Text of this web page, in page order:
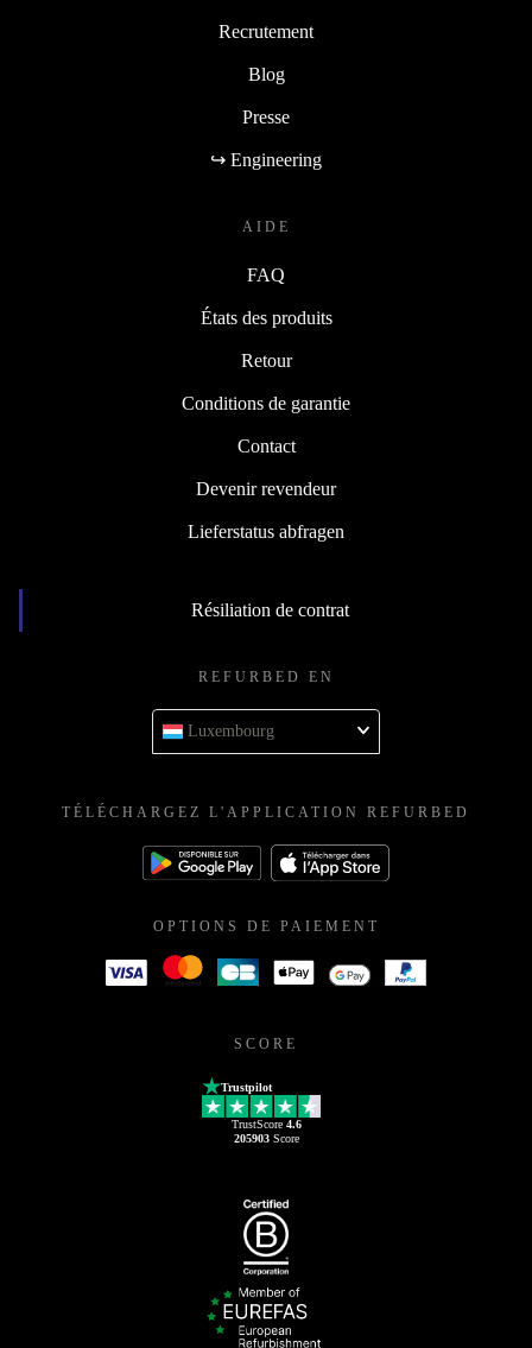
Recrutement
Blog
Presse
↪ Engineering
AIDE
FAQ
États des produits
Retour
Conditions de garantie
Contact
Devenir revendeur
Lieferstatus abfragen
Résiliation de contrat
REFURBED EN
Luxembourg
TÉLÉCHARGEZ L'APPLICATION REFURBED
OPTIONS DE PAIEMENT
SCORE
Trustpilot
TrustScore 4.6
205903Score